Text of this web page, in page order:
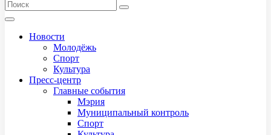
Новости
Молодёжь
Спорт
Культура
Пресс-центр
Главные события
Мэрия
Муниципальный контроль
Спорт